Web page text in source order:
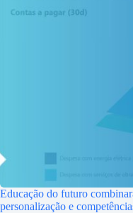
Educação do futuro
personalização e